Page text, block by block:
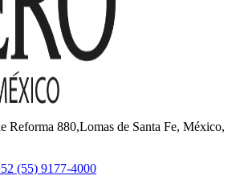
Reforma 880,Lomas de Santa Fe, México,
(55) 9177-4000